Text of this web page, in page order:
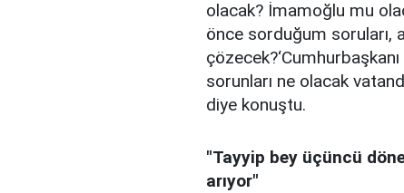
olacak? İmamoğlu mu
önce sorduğum soruları,
sorunları ne olacak
diye konuştu.
"Tayyip bey üçüncü
arıyor"